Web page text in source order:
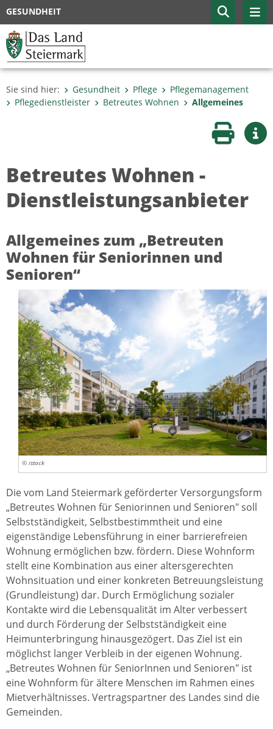
GESUNDHEIT
Sie sind hier: Gesundheit Pflege
Pflegemanagement
Pflegedienstleister
Betreutes Wohnen Allgemeines
Seite
Betreutes Wohnen -
Dienstleistungsanbieter
Allgemeines zum „Betreuten
Wohnen für Seniorinnen und
Senioren“
© istock
Die vom Land Steiermark geförderter Versorgungsform
„Betreutes Wohnen für Seniorinnen und Senioren" soll
Selbstständigkeit, Selbstbestimmtheit und eine
eigenständige Lebensführung in einer barrierefreien
Wohnung ermöglichen bzw. fördern. Diese Wohnform
stellt eine Kombination aus einer altersgerechten
Wohnsituation und einer konkreten Betreuungsleistung
(Grundleistung) dar. Durch Ermöglichung sozialer
Kontakte wird die Lebensqualität im Alter verbessert
und durch Förderung der Selbstständigkeit eine
Heimunterbringung hinausgezögert. Das Ziel ist ein
möglichst langer Verbleib in der eigenen Wohnung.
„Betreutes Wohnen für SeniorInnen und Senioren" ist
eine Wohnform für ältere Menschen im Rahmen eines
Mietverhältnisses. Vertragspartner des Landes sind die
Gemeinden.